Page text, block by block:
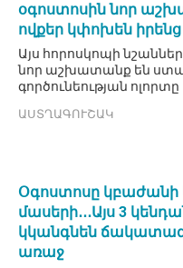
օգոստոսին նոր
ովքեր կփոխեն իրենց
Այս հորոսկոպի
նոր աշխատանք են
գործունեության ոլորտը
ԱՍՏՂԱԳՈՒՇԱԿ
Օգոստոսը կբաժանի
մասերի․․․Այս 3
կկանգնեն
առաջ